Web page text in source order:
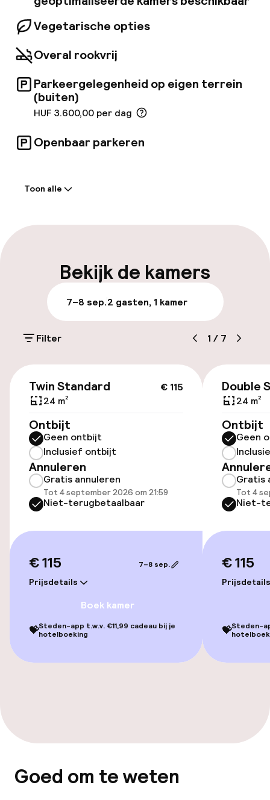
Vegetarische opties
Overal rookvrij
Parkeergelegenheid op eigen terrein
(buiten)
HUF 3.600,00 per dag
Openbaar parkeren
Vroeg inchecken mogelijk
Laat uitchecken mogelijk
Meertalige medewerkers
Parkeergelegenheid op eigen terrein
(buiten)
Openbaar parkeren
Transferservice
Toegankelijkheid
Lift
Voor toegankelijkheid
geoptimaliseerde kamers beschikbaar
Verwarmd binnenzwembad
Toon alle
Bekijk de kamers
7–8 sep.2 gasten, 1 kamer
Filter 1 / 7
€ 115
Twin Standard
24 m²
Ontbijt
Geen ontbijt
Inclusief ontbijt
Annuleren
Gratis annuleren
Tot 4 september 2026 om 21:59
Niet-terugbetaalbaar
€ 115
Prijsdetails
7–8 sep.
Boek kamer
💝Steden-app t.w.v. €11,99 cadeau bij je
hotelboeking
Double
24 m²
Ontbijt
Geen
Gratis
Tot 4
Niet-
€ 115
Prijsdetails
💝Steden-
Goed om te weten